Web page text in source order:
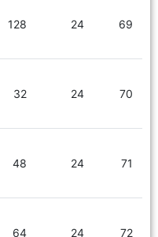
69
24
128
70
24
32
71
24
48
72
24
64